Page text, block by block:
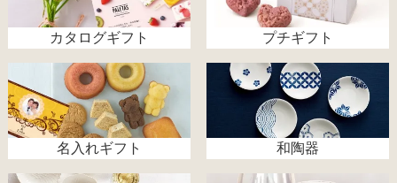
カタログギフト プチギフト
名入れギフト 和陶器